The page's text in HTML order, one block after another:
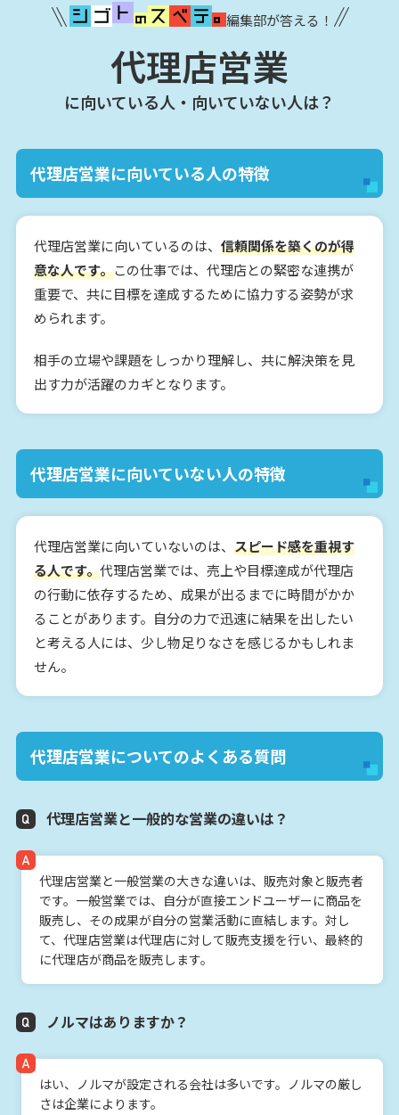
編集部が答える！
代理店営業
に向いている人・向いていない人は？
代理店営業に向いている人の特徴
代理店営業に向いているのは、 信頼関係を築くのが得
意な人です。この仕事では、代理店との緊密な連携が
重要で、共に目標を達成するために協力する姿勢が求
められます。
相手の立場や課題をしっかり理解し、共に解決策を見
出す力が活躍のカギとなります。
代理店営業に向いていない人の特徴
代理店営業に向いていないのは、 スピード感を重視す
る人です。代理店営業では、売上や目標達成が代理店
の行動に依存するため、成果が出るまでに時間がかか
ることがあります。自分の力で迅速に結果を出したい
と考える人には、少し物足りなさを感じるかもしれま
せん。
代理店営業についてのよくある質問
代理店営業と一般的な営業の違いは？
代理店営業と一般営業の大きな違いは、販売対象と販売者
です。一般営業では、自分が直接エンドユーザーに商品を
販売し、その成果が自分の営業活動に直結します。対し
て、代理店営業は代理店に対して販売支援を行い、最終的
に代理店が商品を販売します。
ノルマはありますか？
はい、ノルマが設定される会社は多いです。ノルマの厳し
さは企業によります。